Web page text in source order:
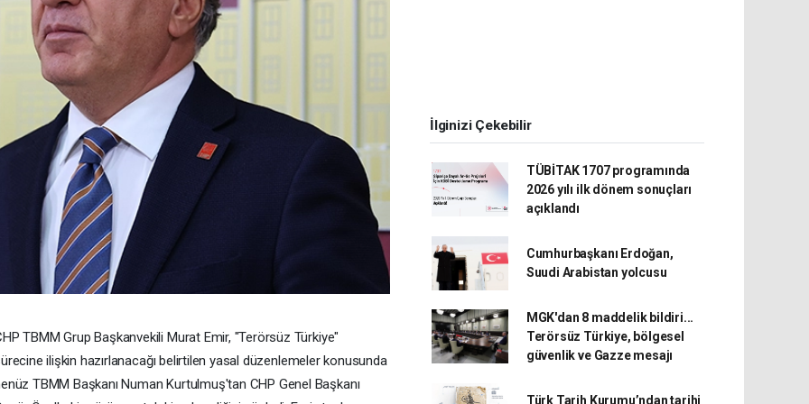
TBMM Grup Başkanvekili Murat Emir, "Terörsüz Türkiye"
ilişkin hazırlanacağı belirtilen yasal düzenlemeler konusunda
TBMM Başkanı Numan Kurtulmuş'tan CHP Genel Başkanı
İlginizi Çekebilir
TÜBİTAK 1707 programında
2026 yılı ilk dönem sonuçları
açıklandı
Cumhurbaşkanı Erdoğan,
Suudi Arabistan yolcusu
MGK'dan 8 maddelik bildiri...
Terörsüz Türkiye, bölgesel
güvenlik ve Gazze mesajı
Türk Tarih Kurumu’ndan tarihi